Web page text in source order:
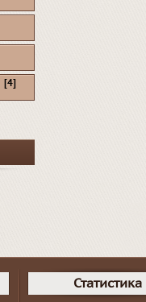
[4]
Статистика